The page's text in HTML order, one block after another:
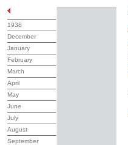
1938
December
January
February
March
April
May
June
July
August
September